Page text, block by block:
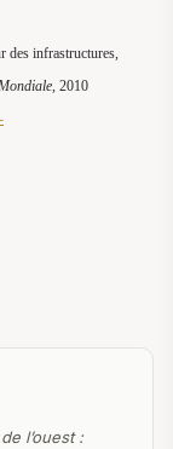
des infrastructures,
, 2010
l’ouest :